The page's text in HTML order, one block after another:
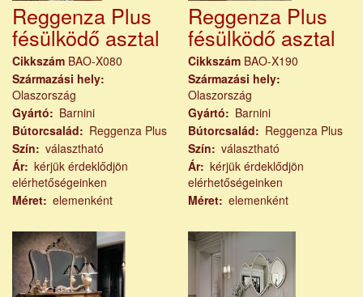
Reggenza Plus
fésülködő asztal
Cikkszám BAO-X080
Származási hely
Olaszország
Gyártó
Barnini
Bútorcsalád
Reggenza Plus
Szín
választható
Ár kérjük érdeklődjön
elérhetőségeinken
Méret elemenként
Reggenza Plus
fésülködő asztal
Cikkszám BAO-X190
Származási hely
Olaszország
Gyártó
Barnini
Bútorcsalád
Reggenza Plus
Szín
választható
Ár
kérjük érdeklődjön
elérhetőségeinken
Méret
elemenként